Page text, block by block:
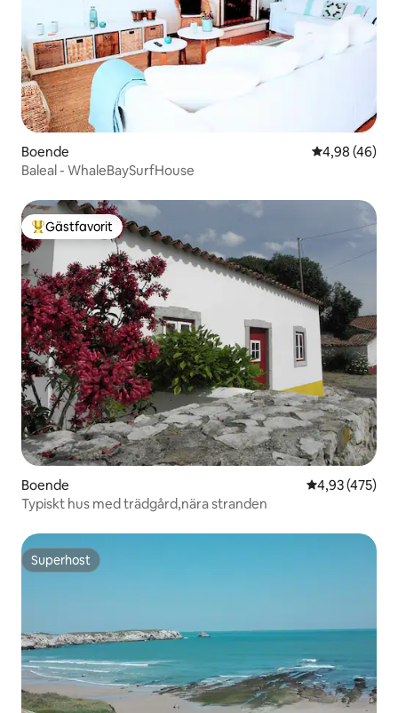
Boende 4,98 av 5 i
4,98 (46)
Baleal - WhaleBaySurfHouse
Populär gästfavorit
Gästfavorit
Boende 4,93 av 5 i
4,93 (475)
Typiskt hus med trädgård,nära stranden
Superhost
Superhost